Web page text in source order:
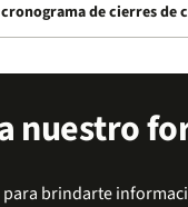
de cierres de
nuestro
para brindarte